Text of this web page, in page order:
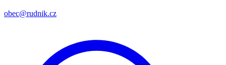
obec@rudnik.cz